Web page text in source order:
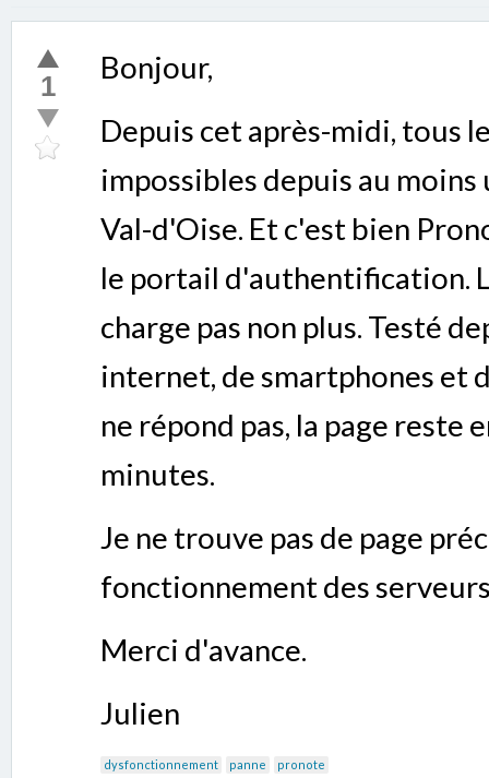
1
Bonjour,
Depuis cet après-midi, tous
impossibles depuis au
Val-d'Oise. Et c'est bien
le portail d'authentification.
charge pas non plus. Testé
internet, de smartphones et
ne répond pas, la page reste
minutes.
Je ne trouve pas de page
fonctionnement des
Merci d'avance.
Julien
dysfonctionnement panne pronote